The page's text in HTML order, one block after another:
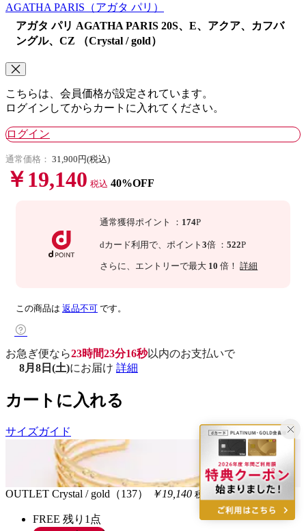
AGATHA PARIS （アガタ パリ）
アガタ パリ AGATHA PARIS 20S、E、アクア、カフバ
ングル、CZ （Crystal / gold）
こちらは、会員価格が設定されています。
ログインしてからカートに入れてください。
ログイン
通常価格： 31,900円(税込)
￥19,140 税込 40%OFF
通常獲得ポイント ： 174P
dカード利用で、 ポイント3倍 ：522P
さらに 、エントリーで最大 10 倍！詳細
この商品は 返品不可 です。
お急ぎ便なら23時間23分15秒以内のお支払いで
8月8日(土)にお届け 詳細
カートに入れる
サイズガイド
OUTLET Crystal / gold（137） ￥19,140 税込
FREE 残り1点